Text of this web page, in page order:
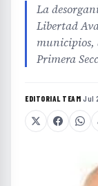
La
Libertad
municipios,
Primera
EDITORIAL TEAM·Jul